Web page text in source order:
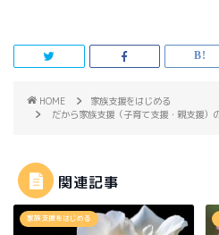
HOME
家族支援をはじめる
だから家族支援（子育て支援・親支援）
関連記事
家族支援をはじめる